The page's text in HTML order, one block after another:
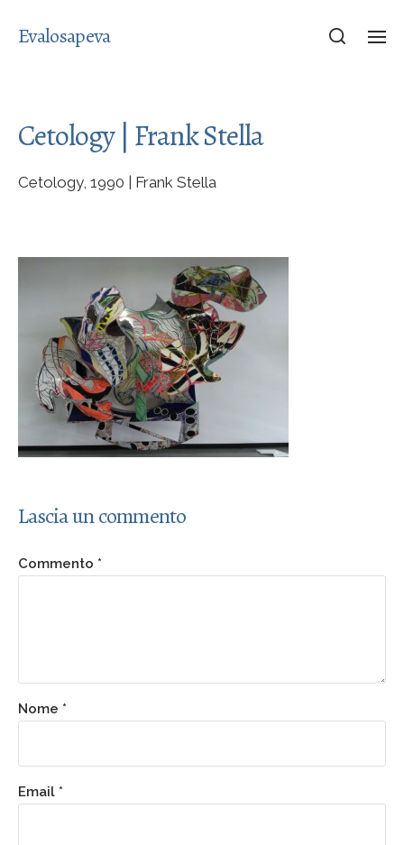
Evalosapeva
Cetology | Frank Stella
Cetology, 1990 | Frank Stella
Lascia un commento
Commento *
Nome *
Email *